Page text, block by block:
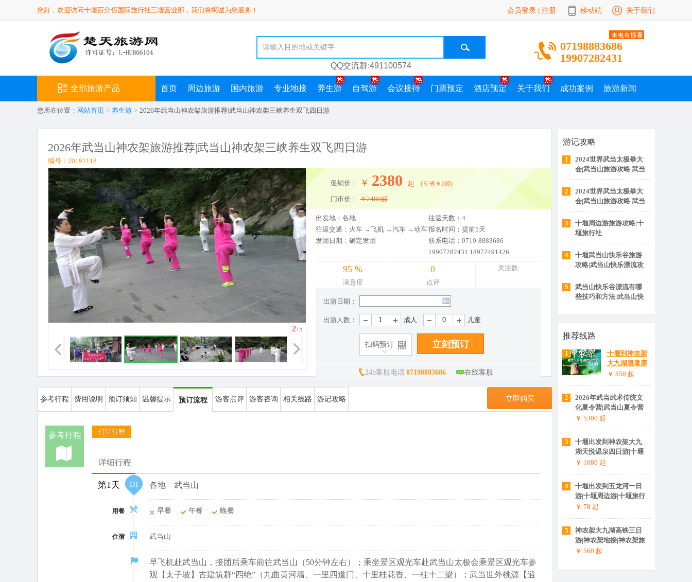
您好，欢迎访问十堰百分佰国际旅行社三堰营业部，我们将竭诚为您服务！ 会员登录 注册 移动端 关于我们
07198883686
19907282431
QQ交流群:491100574
全部旅游产品 首页 周边旅游 国内旅游 专业地接 养生游 自驾游 会议接待 门票预定 酒店预定 关于我们 成功案例 旅游新闻
您所在位置： 网站首页 > 养生游 > 2026年武当山神农架旅游推荐|武当山神农架三峡养生双飞四日游
2026年武当山神农架旅游推荐|武当山神农架三峡养生双飞四日游
编号：20191118
2/5
促销价： ￥ 2380 起 (立省￥100)
门市价： ￥2480起
出发地：各地
往返天数：4
往返交通：火车 →飞机 →汽车 →动车报名时间：提前5天
发团日期：确定发团
联系电话：0719-8883686
19907282431 18972491426
95 %
满意度
0
点评
关注数
出游日期：
出游人数： 成人 儿童
扫码预订
24h客服电话 07198883686 在线客服
参考行程 费用说明 预订须知 温馨提示 预订流程 游客点评 游客咨询 相关线路 游记攻略 立即购买
参考行程 打印行程
详细行程
第1天 D1 各地—武当山
用餐 早餐 午餐 晚餐
住宿 武当山
早飞机赴武当山，接团后乘车前往武当山（50分钟左右）； 乘坐景区观光车赴武当山太极会乘景区观光车参
观【太子坡】古建筑群“四绝”（九曲黄河墙、一里四道门、十里桂花香、一柱十二梁）；武当世外桃源【逍
游记攻略
2024世界武当太极拳大
会|武当山旅游攻略|武当
山旅行社|十堰百分佰国
际旅行社
1
2024世界武当太极拳大
会|武当山旅游攻略|武当
山旅行社
2
十堰周边游旅游攻略|十
堰旅行社
3
十堰武当山快乐谷旅游
攻略|武当山快乐漂流攻
略
4
武当山快乐谷漂流有哪
些技巧和方法|武当山快
5
推荐线路
十堰到神农架
大九湖避暑康
养五日游|神农
攻略
￥ 850 起
1
2026年武当武术传统文
化夏令营|武当山夏令营
￥ 5300 起
2
十堰出发到神农架大九
湖天悦温泉四日游|十堰
至神农架大九湖旅游攻
￥ 1080 起
3
十堰出发到五龙河一日
游|十堰周边游|十堰旅行
社
￥ 78 起
4
神农架大九湖高铁三日
游|神农架地接|神农架旅
游攻略|神农架旅行社|神
￥ 560 起
5